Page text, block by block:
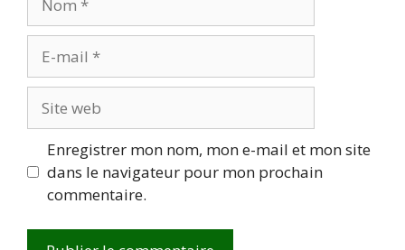
mail
web
Enregistrer mon nom, mon e-mail et mon site
dans le navigateur pour mon prochain
commentaire.